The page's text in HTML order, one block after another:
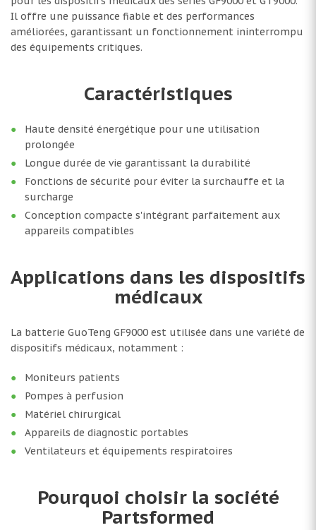
Il offre une puissance fiable et des performances
améliorées, garantissant un fonctionnement ininterrompu
des équipements critiques.
Caractéristiques
Haute densité énergétique pour une utilisation
prolongée
Longue durée de vie garantissant la durabilité
Fonctions de sécurité pour éviter la surchauffe et la
surcharge
Conception compacte s'intégrant parfaitement aux
appareils compatibles
Applications dans les dispositifs
médicaux
La batterie GuoTeng GF9000 est utilisée dans une variété de
dispositifs médicaux, notamment :
Moniteurs patients
Pompes à perfusion
Matériel chirurgical
Appareils de diagnostic portables
Ventilateurs et équipements respiratoires
Pourquoi choisir la société
Partsformed